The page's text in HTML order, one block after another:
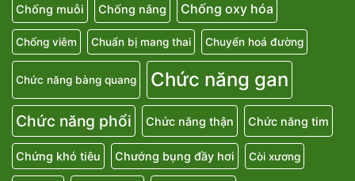
Chống muỗi Chống nắng Chống oxy hóa
Chống viêm Chuẩn bị mang thai Chuyển hoá đường
Chức năng bàng quang Chức năng gan
Chức năng phổi Chức năng thận Chức năng tim
Chứng khó tiêu Chướng bụng đầy hơi Còi xương